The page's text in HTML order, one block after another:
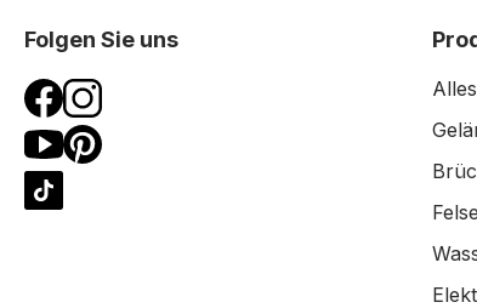
Folgen Sie uns